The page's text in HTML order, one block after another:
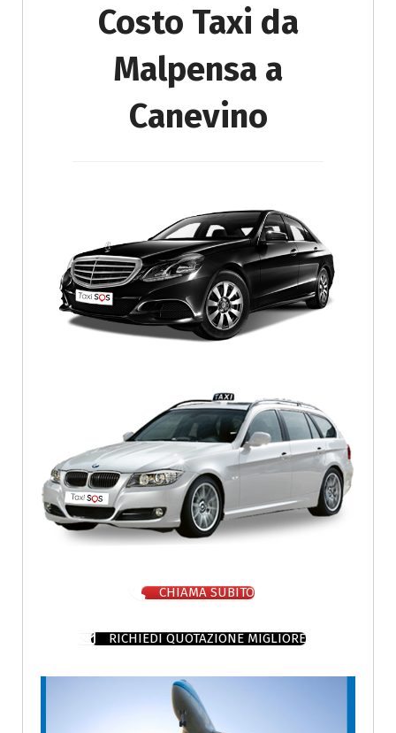
Costo Taxi da
Malpensa a
Canevino
CHIAMA SUBITO
RICHIEDI QUOTAZIONE MIGLIORE